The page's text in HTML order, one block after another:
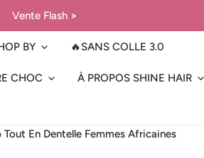
Vente Flash>
BY 🔥SANS COLLE 3.0
CHOC À PROPOS SHINE HAIR
En Dentelle Femmes Africaines